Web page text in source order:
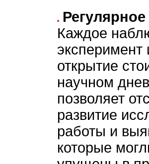
Каждое
эксперимент
открытие
научном
позволяет
развитие
работы и
которые